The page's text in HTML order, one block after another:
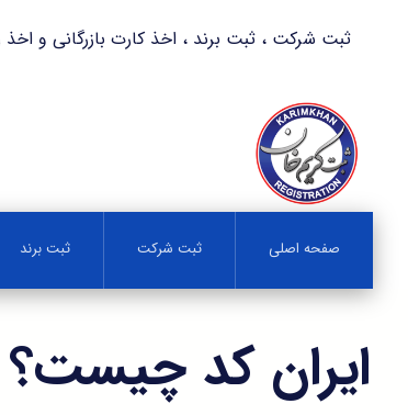
ثبت شرکت ، ثبت برند ، اخذ کارت بازرگانی و اخذ رتبه بندی
صفحه اصلی ثبت شرکت ثبت برند
ایران کد چیست؟